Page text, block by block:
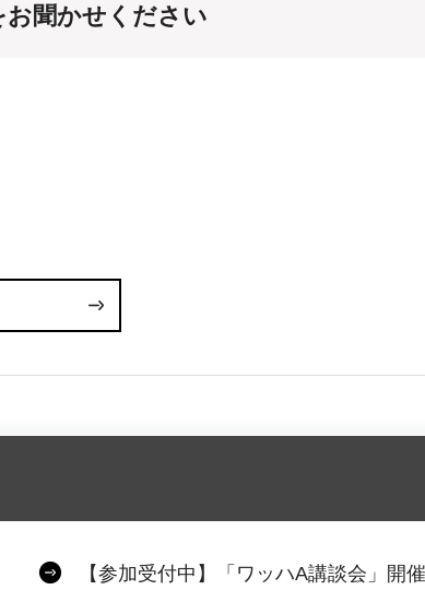
聞かせください
【参加受付中】「ワッハA講談会」開